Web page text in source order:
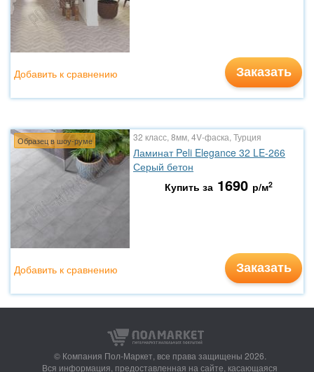
Заказать
Добавить к сравнению
Образец в шоу-руме 32 класс, 8мм, 4V-фаска, Турция
Ламинат Peli Elegance 32 LE-266
Серый бетон
Купить за 1690 р/м2
Заказать
Добавить к сравнению
© Компания Пол-Маркет, все права защищены 2026.
Вся информация, предоставленная на сайте, касающаяся